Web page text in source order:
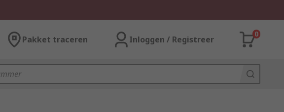
Pakket traceren Inloggen / Registreer
0